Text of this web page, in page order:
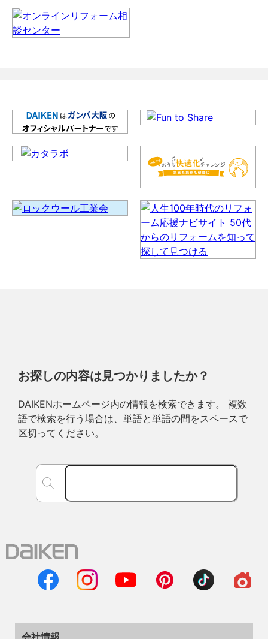
お探しの内容は見つかりましたか？
DAIKENホームページ内の情報を検索できます。 複数
語で検索を行う場合は、単語と単語の間をスペースで
区切ってください。